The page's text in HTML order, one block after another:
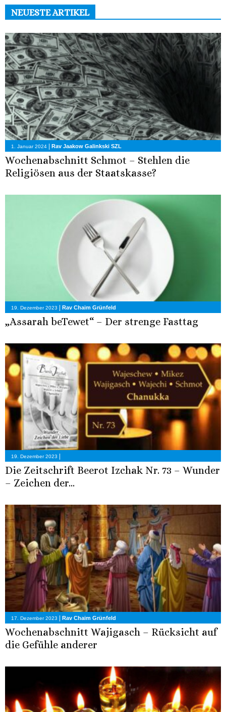
NEUESTE ARTIKEL
1. Januar 2024 | Rav Jaakow Galinkski SZL
Wochenabschnitt Schmot – Stehlen die
Religiösen aus der Staatskasse?
19. Dezember 2023 Rav Chaim Grünfeld
„Assarah beTewet“ – Der strenge Fasttag
19. Dezember 2023
Die Zeitschrift Beerot Izchak Nr. 73 – Wunder
– Zeichen der...
17. Dezember 2023 | Rav Chaim Grünfeld
Wochenabschnitt Wajigasch – Rücksicht auf
die Gefühle anderer